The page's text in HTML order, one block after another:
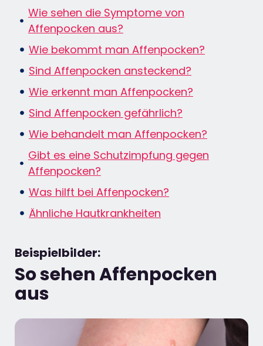
Wie sehen die Symptome von
Affenpocken aus?
Wie bekommt man Affenpocken?
Sind Affenpocken ansteckend?
Wie erkennt man Affenpocken?
Sind Affenpocken gefährlich?
Wie behandelt man Affenpocken?
Gibt es eine Schutzimpfung gegen
Affenpocken?
Was hilft bei Affenpocken?
Ähnliche Hautkrankheiten
Beispielbilder:
So sehen Affenpocken
aus